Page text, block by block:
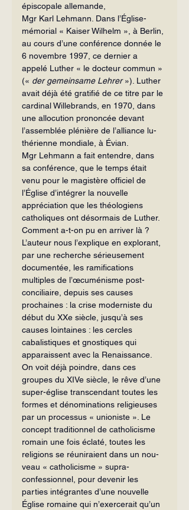
épiscopale alle­mande,
Mgr Karl Lehmann. Dans l’Église-
mémorial « Kaiser Wilhelm », à Berlin,
au cours d’une conférence donnée le
6 novembre 1997, ce dernier a
appelé Lu­ther « le docteur commun »
(« der gemein­same Lehrer »). Luther
avait déjà été gratifié de ce titre par le
cardinal Willebrands, en 1970, dans
une allocution prononcée de­vant
l’assemblée plénière de l’alliance lu­
thérienne mondiale, à Évian.
Mgr Lehmann a fait entendre, dans
sa conférence, que le temps était
venu pour le magistère officiel de
l’Église d’intégrer la nouvelle
appréciation que les théologiens
catholiques ont désormais de Luther.
Comment a-t-on pu en arriver là ?
L’auteur nous l’explique en explorant,
par une recherche sérieusement
documentée, les ramifications
multiples de l’œcumé­nisme post-
conciliaire, depuis ses causes
prochaines : la crise moderniste du
début du XXe siècle, jusqu’à ses
causes loin­taines : les cercles
cabalistiques et gnos­tiques qui
apparaissent avec la Renaissance.
On voit déjà poindre, dans ces
groupes du XIVe siècle, le rêve d’une
super-église transcendant toutes les
formes et dénomi­nations religieuses
par un processus « unioniste ». Le
concept traditionnel de catholicisme
romain une fois éclaté, toutes les
religions se réuniraient dans un nou­
veau « catholicisme » supra-
confessionnel, pour devenir les
parties intégrantes d’une nouvelle
Église romaine qui n’exercerait qu’un